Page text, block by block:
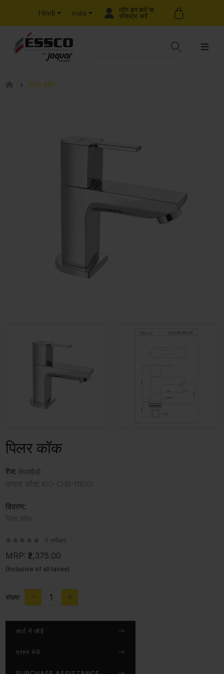
Hindi India
लॉग इन करें या
रजिस्टर करें
पिलर कॉक
पिलर कॉक
रेंज: केआईओ
विवरण:
0 समीक्षाएं
MRP: ₹2,375.00
(Inclusive of all taxes)
संख्या
कार्ट में जोड़ें
प्रश्न भेजें